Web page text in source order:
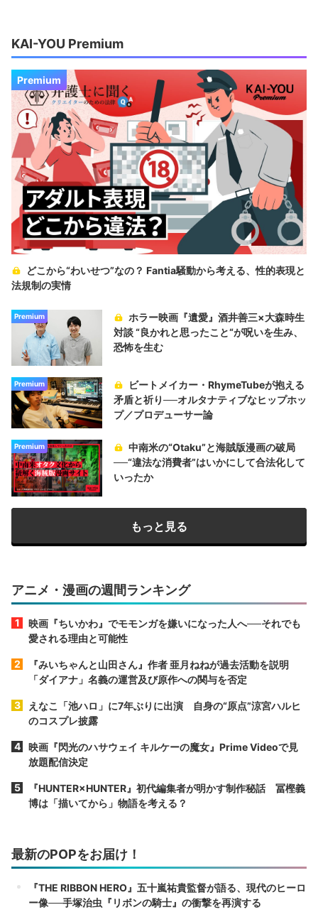
KAI-YOU Premium
Premium
どこから“わいせつ”なの？ Fantia騒動から考える、性的表現と
法規制の実情
Premium
ホラー映画『遺愛』酒井善三×大森時生
対談 “良かれと思ったこと“が呪いを生み、
恐怖を生む
Premium
ビートメイカー・RhymeTubeが抱える
矛盾と祈り──オルタナティブなヒップホッ
プ／プロデューサー論
Premium
中南米の“Otaku”と海賊版漫画の破局
──“違法な消費者”はいかにして合法化して
いったか
もっと見る
アニメ・漫画の週間ランキング
映画『ちいかわ』でモモンガを嫌いになった人へ──それでも
愛される理由と可能性
『みいちゃんと山田さん』作者 亜月ねねが過去活動を説明
「ダイアナ」名義の運営及び原作への関与を否定
えなこ「池ハロ」に7年ぶりに出演 自身の“原点”涼宮ハルヒ
のコスプレ披露
映画『閃光のハサウェイ キルケーの魔女』Prime Videoで見
放題配信決定
『HUNTER×HUNTER』初代編集者が明かす制作秘話 冨樫義
博は「描いてから」物語を考える？
最新のPOPをお届け！
『THE RIBBON HERO』五十嵐祐貴監督が語る、現代のヒーロ
ー像──手塚治虫『リボンの騎士』の衝撃を再演する